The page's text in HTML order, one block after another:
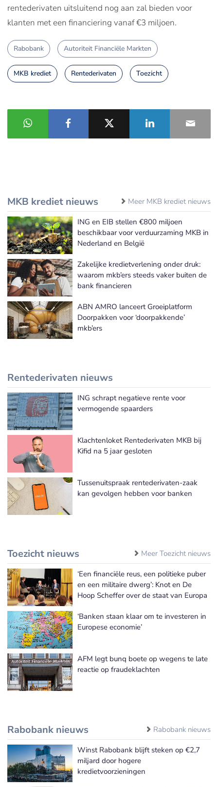
rentederivaten uitsluitend nog aan zal bieden voor
klanten met een financiering vanaf €3 miljoen.
Rabobank Autoriteit Financiële Markten
MKB krediet Rentederivaten Toezicht
MKB krediet nieuws Meer MKB krediet nieuws
ING en EIB stellen €800 miljoen
beschikbaar voor verduurzaming MKB in
Nederland en België
Zakelijke kredietverlening onder druk:
waarom mkb’ers steeds vaker buiten de
bank financieren
ABN AMRO lanceert Groeiplatform
Doorpakken voor ‘doorpakkende’
mkb’ers
Rentederivaten nieuws
Meer Rentederivaten nieuws
ING schrapt negatieve rente voor
vermogende spaarders
Klachtenloket Rentederivaten MKB bij
Kifid na 5 jaar gesloten
Tussenuitspraak rentederivaten-zaak
kan gevolgen hebben voor banken
Toezicht nieuws Meer Toezicht nieuws
‘Een financiële reus, een politieke puber
en een militaire dwerg’: Knot en De
Hoop Scheffer over de staat van Europa
‘Banken staan klaar om te investeren in
Europese economie’
AFM legt bunq boete op wegens te late
reactie op fraudeklachten
Rabobank nieuws Rabobank nieuws
Winst Rabobank blijft steken op €2,7
miljard door hogere
kredietvoorzieningen